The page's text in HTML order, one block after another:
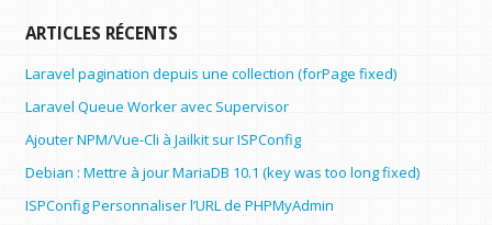
ARTICLES RÉCENTS
Laravel pagination depuis une collection (forPage fixed)
Laravel Queue Worker avec Supervisor
Ajouter NPM/Vue-Cli à Jailkit sur ISPConfig
Debian : Mettre à jour MariaDB 10.1 (key was too long fixed)
ISPConfig Personnaliser l’URL de PHPMyAdmin